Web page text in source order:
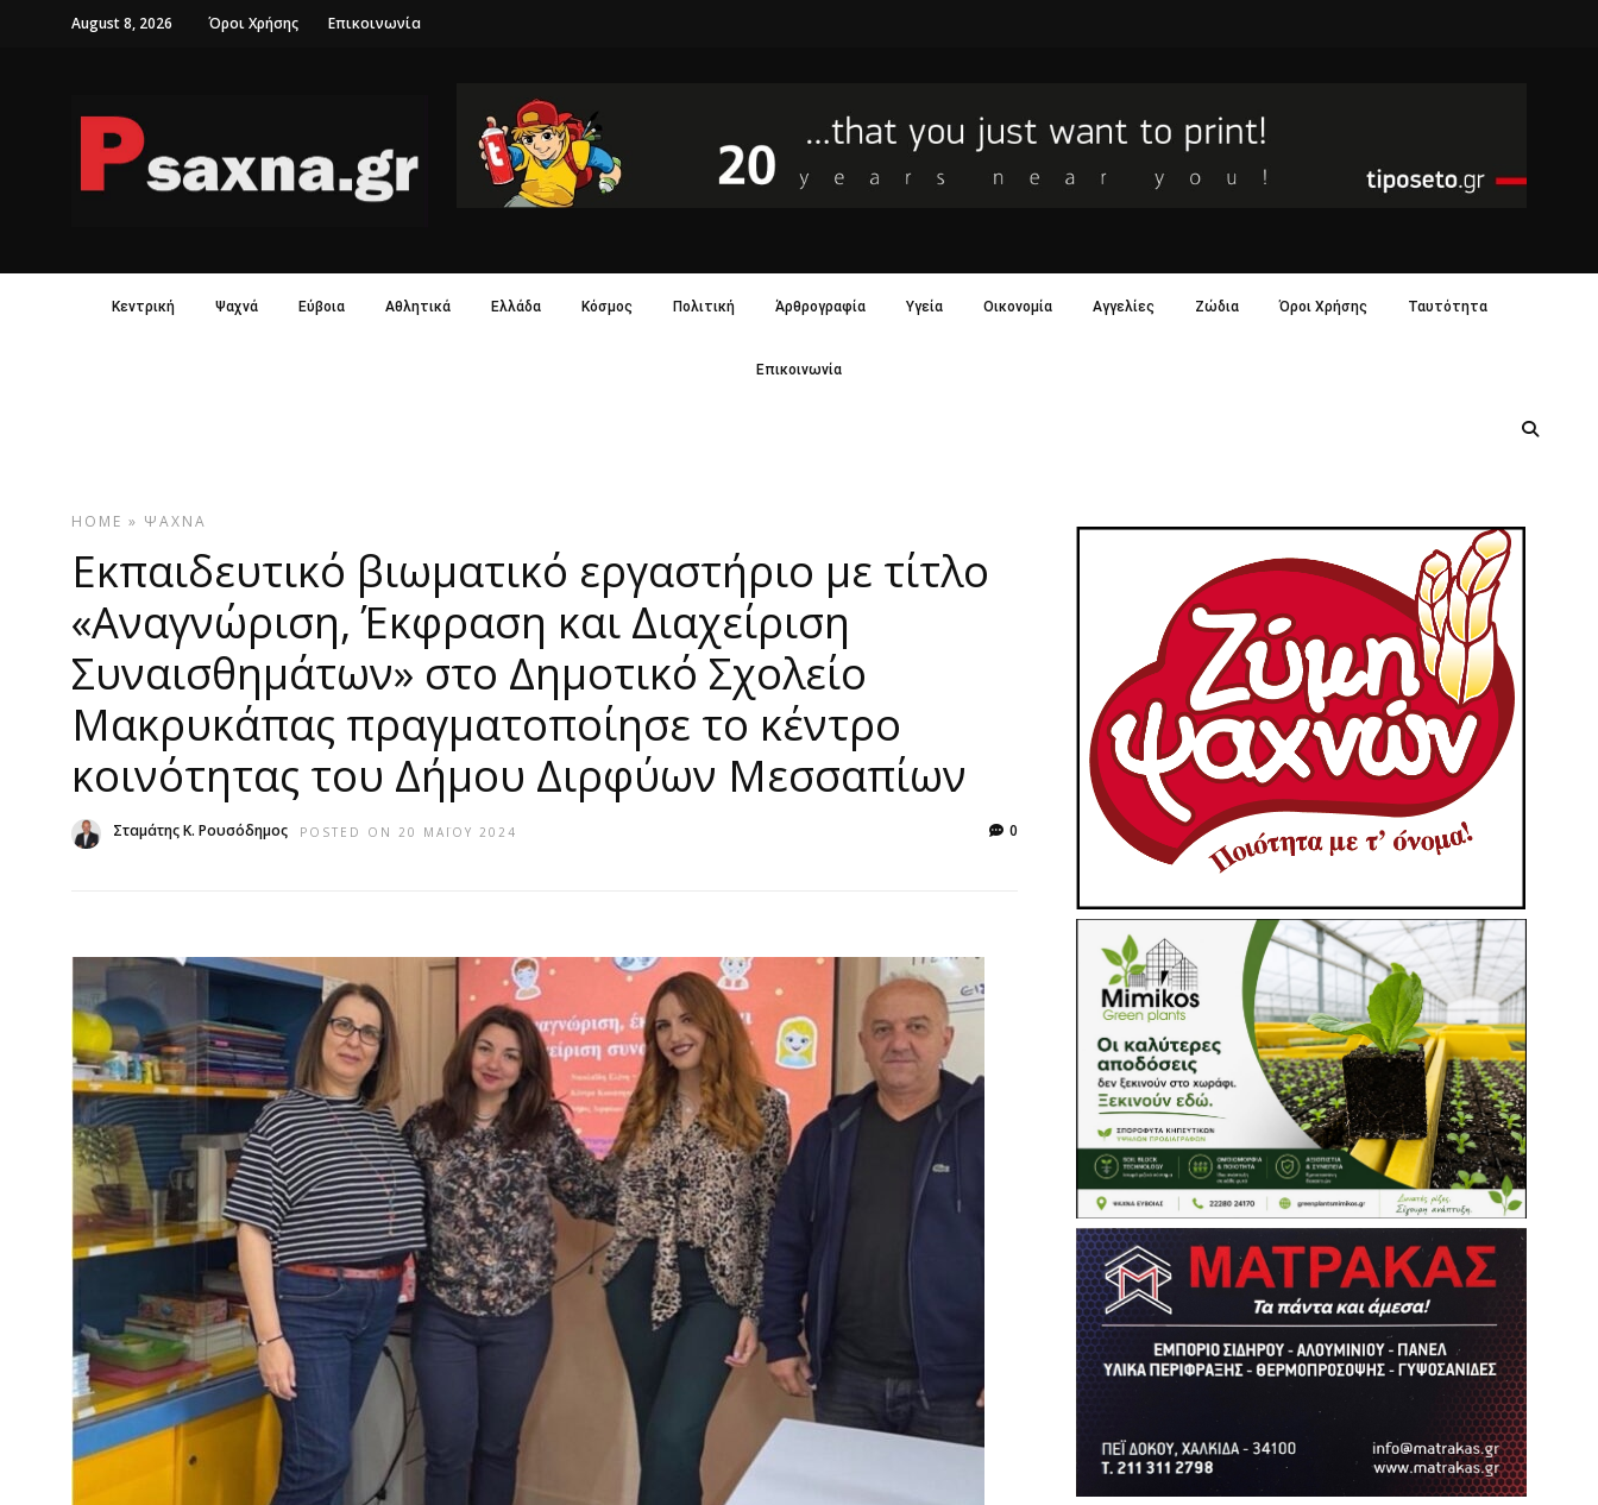
August 8, 2026 Όροι Χρήσης Επικοινωνία
Κεντρική Ψαχνά Εύβοια Αθλητικά Ελλάδα Κόσμος Πολιτική Άρθρογραφία Υγεία Οικονομία Αγγελίες Ζώδια Όροι Χρήσης Ταυτότητα
Επικοινωνία
HOME » ΨΑΧΝΆ
Εκπαιδευτικό βιωματικό εργαστήριο με τίτλο
«Αναγνώριση, Έκφραση και Διαχείριση
Συναισθημάτων» στο Δημοτικό Σχολείο
Μακρυκάπας πραγματοποίησε το κέντρο
κοινότητας του Δήμου Διρφύων Μεσσαπίων
Σταμάτης Κ. Ρουσόδημος POSTED ON 20 ΜΑΪ́ΟΥ 2024 0